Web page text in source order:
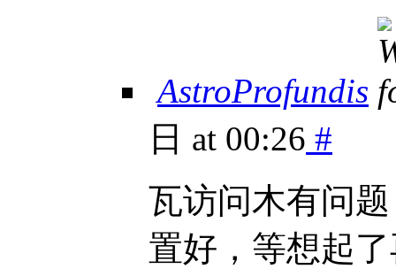
AstroProfundis
日 at 00:26 #
瓦访问木有问
置好，等想起